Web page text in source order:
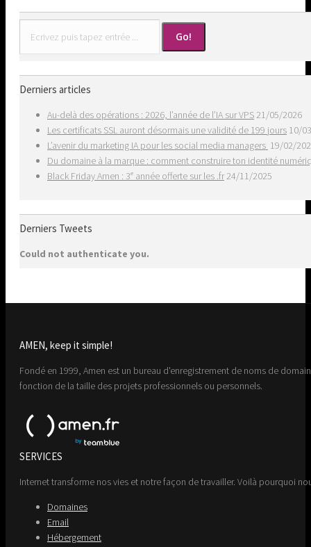
Derniers articles
Au-delà des opérations : 2026, l’année de l’IA sur VPS21/05/2026
Les certificats SSL auront désormais une validité de 199 jours 10/
L’avenir du marketing IA pour les social media managers 19/02/
Du domaine à la marque : comment construire ton identité
Black Friday Amen : 3ᵉ année offerte sur les .fr24/11/2025
Derniers Tweets
Could not authenticate you.
AMEN, keep it simple!
Fondé en 1999, Amen est un bureau d'enregistrement de noms de
fonction de la taille des projets professionnels ou personnels.
SERVICES
Internet transforme nos vies et notre façon de travailler. Voilà pourquoi
Domaines
Email
Hébergement